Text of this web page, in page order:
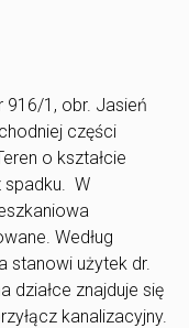
916/1, obr. Jasień
części
o kształcie
spadku. W
Według
stanowi użytek dr.
działce znajduje się
kanalizacyjny.